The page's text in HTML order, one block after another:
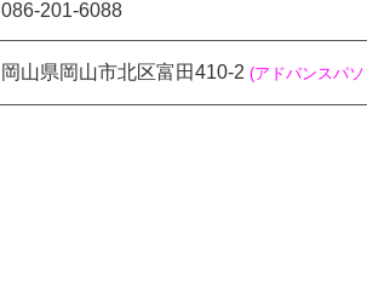
086-201-6088
岡山県岡山市北区富田410-2 (アドバンスパ